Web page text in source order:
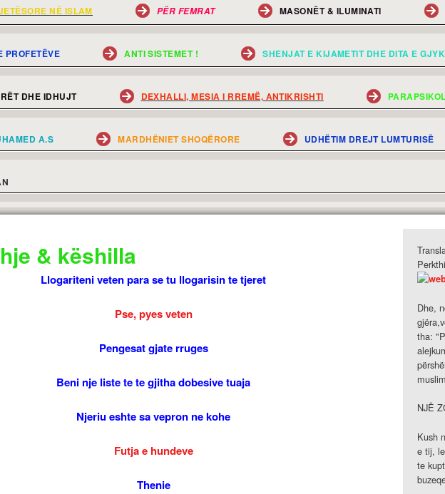
NË ISLAM PËR FEMRAT MASONËT & ILUMINATI
PROFETËVE ANTI SISTEMET ! SHENJAT E KIJAMETIT DHE DITA E
DHE IDHUJT DEXHALLI, MESIA I RREMË, ANTIKRISHTI
A.S MARDHËNIET SHOQËRORE UDHËTIM DREJT LUMTURISË
& këshilla
Llogariteni veten para se tu llogarisin te tjeret
Pse, pyes veten
Pengesat gjate rruges
Beni nje liste te te gjitha dobesive tuaja
Njeriu eshte sa vepron ne kohe
Futja e hundeve
Thenie
Dhe,
tha:
NJË
Kush
e tij,
te